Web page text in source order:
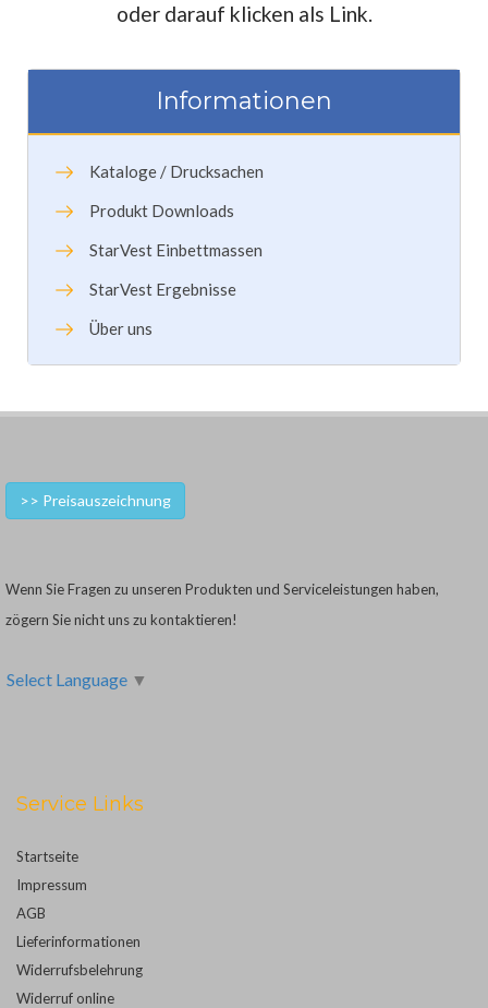
oder darauf klicken als Link.
Informationen
Kataloge / Drucksachen
Produkt Downloads
StarVest Einbettmassen
StarVest Ergebnisse
Über uns
>> Preisauszeichnung
Wenn Sie Fragen zu unseren Produkten und Serviceleistungen haben,
zögern Sie nicht uns zu kontaktieren!
Select Language ▼
Service Links
Startseite
Impressum
AGB
Lieferinformationen
Widerrufsbelehrung
Widerruf online